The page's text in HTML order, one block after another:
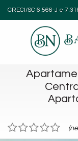
CRECI/SC 6.566-J e